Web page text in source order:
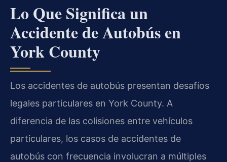
Lo Que Significa un
Accidente de Autobús en
York County
Los accidentes de autobús presentan desafíos
legales particulares en York County. A
diferencia de las colisiones entre vehículos
particulares, los casos de accidentes de
autobús con frecuencia involucran a múltiples